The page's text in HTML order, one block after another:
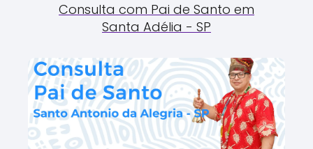
Consulta com Pai de Santo em
Santa Adélia - SP